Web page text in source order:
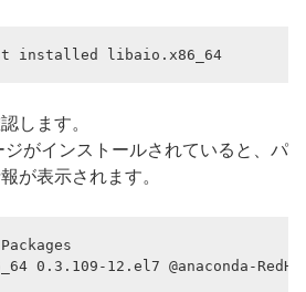
installed libaio.x86_64
します。
ジがインストールされていると、パ
が表示されます。
0.3.109-12.el7 @anaconda-